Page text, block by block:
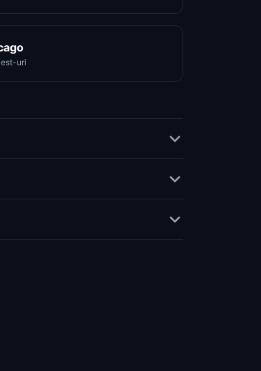
uri